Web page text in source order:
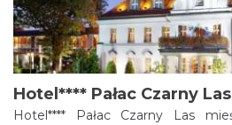
Hotel**** Pałac Czarny Las
Hotel**** Pałac Czarny Las